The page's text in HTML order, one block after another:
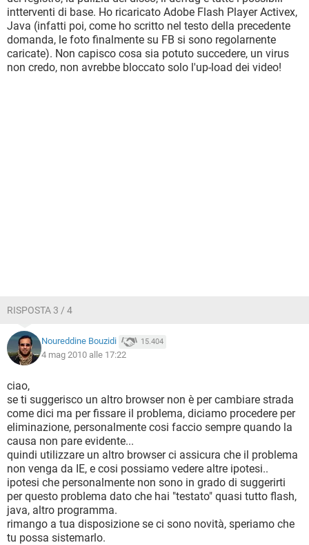
intterventi di base. Ho ricaricato Adobe Flash Player Activex,
Java (infatti poi, come ho scritto nel testo della precedente
domanda, le foto finalmente su FB si sono regolarnente
caricate). Non capisco cosa sia potuto succedere, un virus
non credo, non avrebbe bloccato solo l'up-load dei video!
RISPOSTA 3 / 4
Noureddine Bouzidi 15.404
4 mag 2010 alle 17:22
ciao,
se ti suggerisco un altro browser non è per cambiare strada
come dici ma per fissare il problema, diciamo procedere per
eliminazione, personalmente cosi faccio sempre quando la
causa non pare evidente...
quindi utilizzare un altro browser ci assicura che il problema
non venga da IE, e cosi possiamo vedere altre ipotesi..
ipotesi che personalmente non sono in grado di suggerirti
per questo problema dato che hai "testato" quasi tutto flash,
java, altro programma.
rimango a tua disposizione se ci sono novità, speriamo che
tu possa sistemarlo.